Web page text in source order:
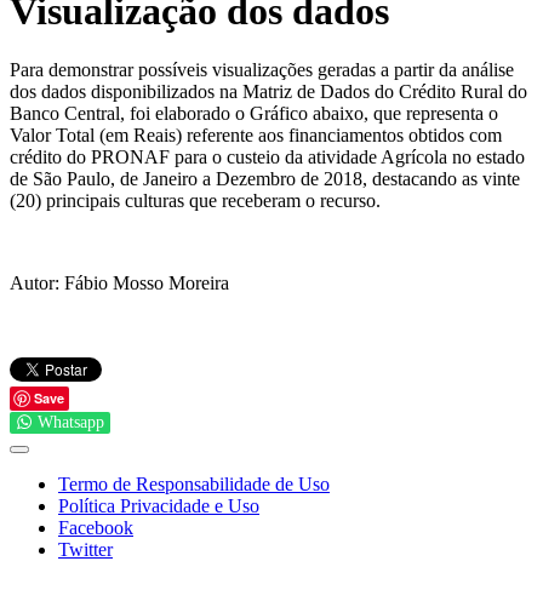
Visualização dos dados
Para demonstrar possíveis visualizações geradas a partir da análise
dos dados disponibilizados na Matriz de Dados do Crédito Rural do
Banco Central, foi elaborado o Gráfico abaixo, que representa o
Valor Total (em Reais) referente aos financiamentos obtidos com
crédito do PRONAF para o custeio da atividade Agrícola no estado
de São Paulo, de Janeiro a Dezembro de 2018, destacando as vinte
(20) principais culturas que receberam o recurso.
Autor: Fábio Mosso Moreira
Save
Whatsapp
Termo de Responsabilidade de Uso
Política Privacidade e Uso
Facebook
Twitter